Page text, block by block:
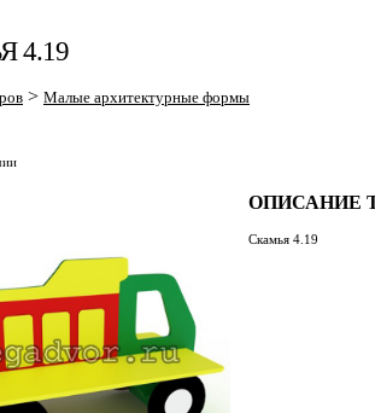
4.19
> Малые архитектурные формы
ОПИСАНИЕ
Скамья 4.19